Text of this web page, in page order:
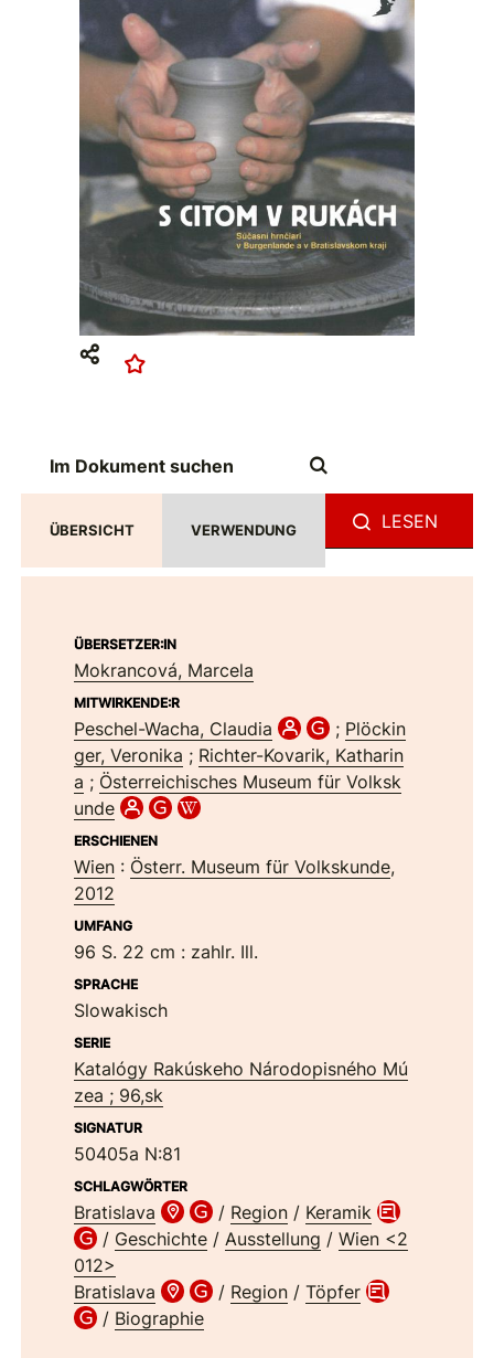
ÜBERSICHT VERWENDUNG LESEN
ÜBERSETZER:IN
Mokrancová, Marcela
MITWIRKENDE:R
Peschel-Wacha, Claudia ; Plöckin
ger, Veronika ; Richter-Kovarik, Katharin
a ; Österreichisches Museum für Volksk
unde
ERSCHIENEN
Wien : Österr. Museum für Volkskunde,
2012
UMFANG
96 S. 22 cm : zahlr. Ill.
SPRACHE
Slowakisch
SERIE
Katalógy Rakúskeho Národopisného Mú
zea ; 96,sk
SIGNATUR
50405a N:81
SCHLAGWÖRTER
Bratislava / Region / Keramik
/ Geschichte / Ausstellung / Wien <2
012>
Bratislava
/ Region / Töpfer
/ Biographie